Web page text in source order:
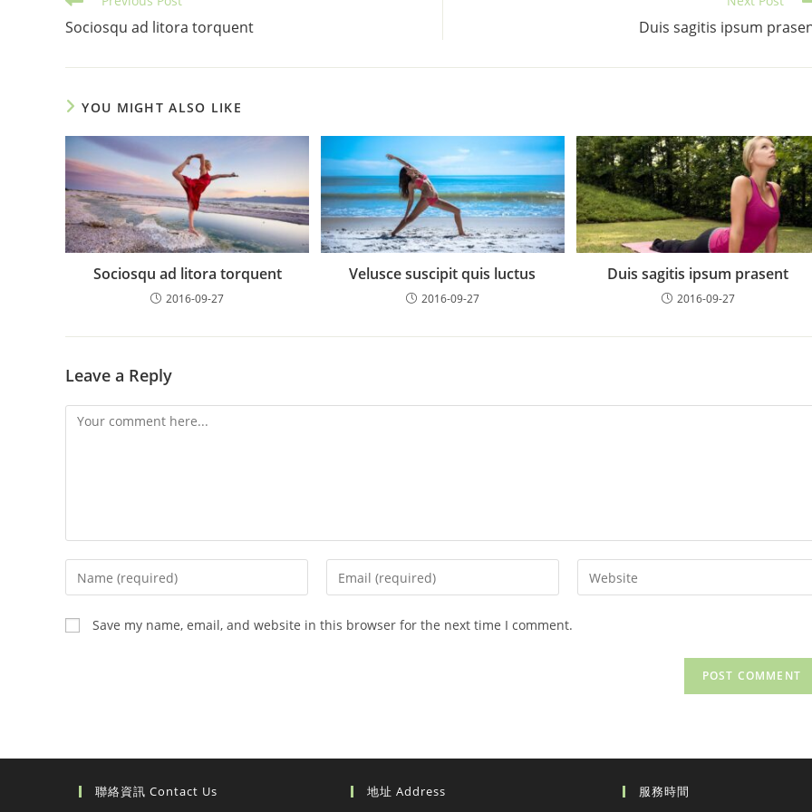
articles
Sociosqu ad litora torquent Duis sagitis ipsum
YOU MIGHT ALSO LIKE
Sociosqu ad litora torquent
2016-09-27
Velusce suscipit quis luctus
2016-09-27
Duis sagitis ipsum prasent
2016-09-27
Leave a Reply
Comment
Enter
your
name
or
Enter
your
Enter
your
Save my name, email, and website in this browser for the next time I comment.
聯絡資訊 Contact Us 地址 Address 服務時間